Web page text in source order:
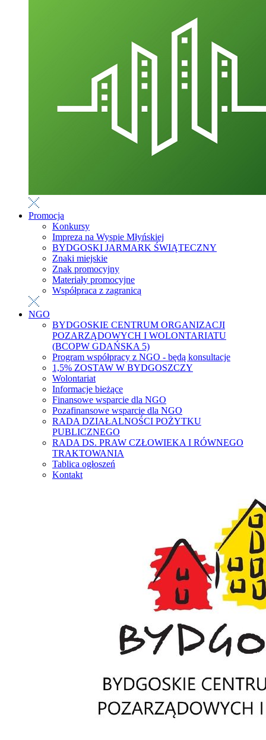
Promocja
Konkursy
Impreza na Wyspie Młyńskiej
BYDGOSKI JARMARK ŚWIĄTECZNY
Znaki miejskie
Znak promocyjny
Materiały promocyjne
Współpraca z zagranicą
NGO
BYDGOSKIE CENTRUM ORGANIZACJI
POZARZĄDOWYCH I WOLONTARIATU
(BCOPW GDAŃSKA 5)
Program współpracy z NGO - będą konsultacje
1,5% ZOSTAW W BYDGOSZCZY
Wolontariat
Informacje bieżące
Finansowe wsparcie dla NGO
Pozafinansowe wsparcie dla NGO
RADA DZIAŁALNOŚCI POŻYTKU
PUBLICZNEGO
RADA DS. PRAW CZŁOWIEKA I RÓWNEGO
TRAKTOWANIA
Tablica ogłoszeń
Kontakt